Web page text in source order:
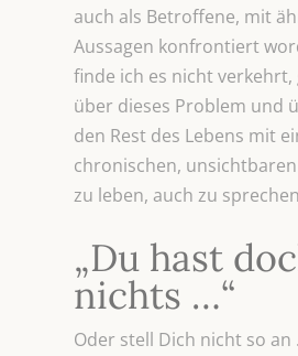
auch als Betroffene, mit
Aussagen konfrontiert
finde ich es nicht verkehrt,
über dieses Problem und
den Rest des Lebens mit
chronischen,
zu leben, auch zu
„Du hast
nichts …“
Oder stell Dich nicht so